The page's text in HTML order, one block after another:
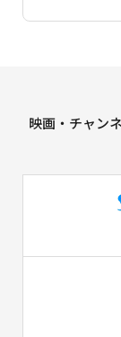
映画・チャン